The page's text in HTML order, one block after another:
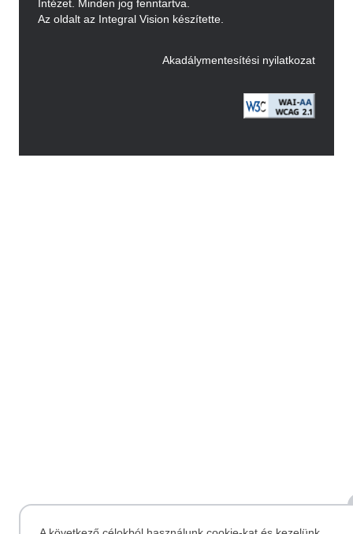
Intézet. Minden jog fenntartva.
Az oldalt az Integral Vision készítette.
Akadálymentesítési nyilatkozat
Image